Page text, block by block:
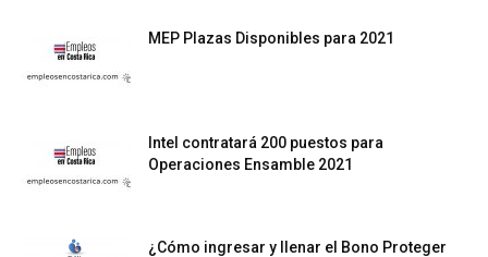
MEP Plazas Disponibles para 2021
Intel contratará 200 puestos para
Operaciones Ensamble 2021
¿Cómo ingresar y llenar el Bono Proteger